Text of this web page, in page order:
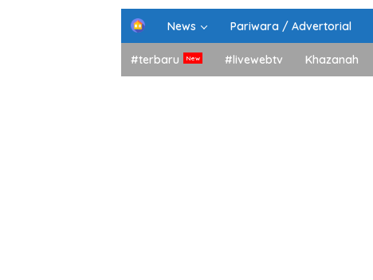
H
m
e
News Pariwara / Advertorial
#terbaru #livewebtv Khazanah